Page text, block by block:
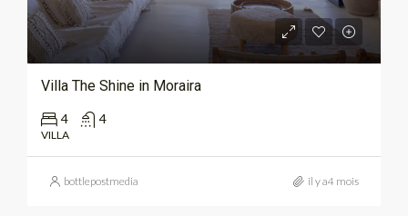
Villa The Shine in Moraira
4 4
VILLA
bottlepostmedia il y a4 mois